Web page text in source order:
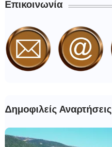
Επικοινωνία
Δημοφιλείς Αναρτήσεις